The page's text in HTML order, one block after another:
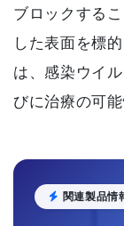
ブロックする
した表面を標
は、感染ウイ
びに治療の可
関連製品情